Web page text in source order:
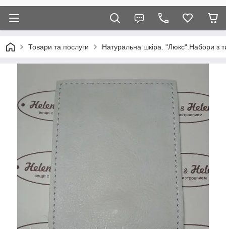
Товари та послуги Натуральна шкіра. "Люкс".Набори з